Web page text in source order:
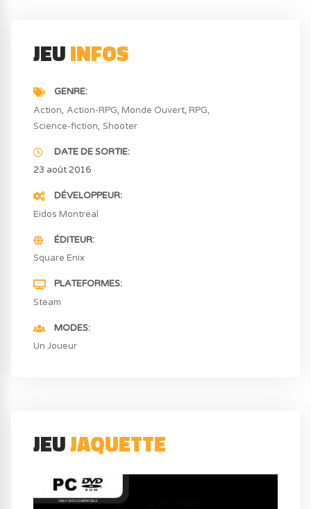
JEUINFOS
GENRE
Action Action-RPG Monde Ouvert RPG
Science-fiction Shooter
DATE DE SORTIE
23 août 2016
DÉVELOPPEUR
Eidos Montreal
ÉDITEUR
Square Enix
PLATEFORMES
Steam
MODES
Un Joueur
JEUJAQUETTE